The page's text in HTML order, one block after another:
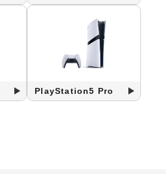
PlayStation5 Pro